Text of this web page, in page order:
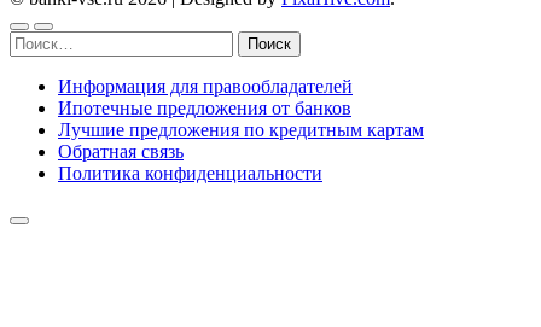
Найти:
Информация для правообладателей
Ипотечные предложения от банков
Лучшие предложения по кредитным картам
Обратная связь
Политика конфиденциальности